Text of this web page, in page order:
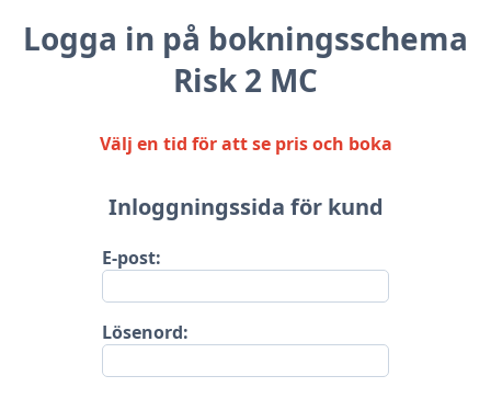
Logga in på bokningsschema
Risk 2 MC
Välj en tid för att se pris och boka
Inloggningssida för kund
E-post:
Lösenord: